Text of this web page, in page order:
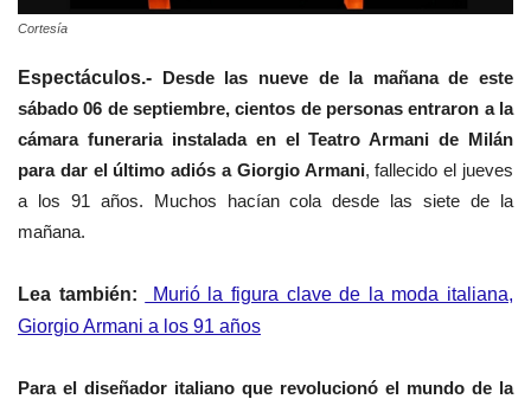
Cortesía
Espectáculos.- Desde las nueve de la mañana de este
sábado 06 de septiembre, cientos de personas entraron a la
cámara funeraria instalada en el Teatro Armani de Milán
para dar el último adiós a Giorgio Armani, fallecido el jueves
a los 91 años. Muchos hacían cola desde las siete de la
mañana.
Lea también:
Murió la figura clave de la moda italiana,
Giorgio Armani a los 91 años
Para el diseñador italiano que revolucionó el mundo de la